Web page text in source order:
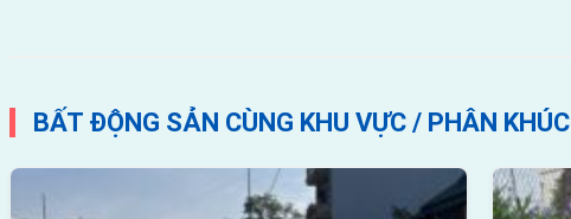
BẤT ĐỘNG SẢN CÙNG KHU VỰC / PHÂN KHÚC